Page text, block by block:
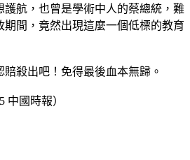
護航，也曾是學術中人的蔡總統，難
間，竟然出現這麼一個低標的教育
殺出吧！免得最後血本無歸。
中國時報）